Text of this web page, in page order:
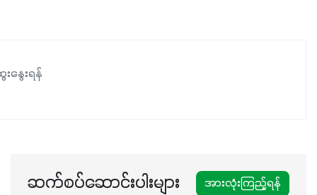
နွေးရန်
ဆက်စပ်ဆောင်းပါးများ အားလုံးကြည့်ရန်